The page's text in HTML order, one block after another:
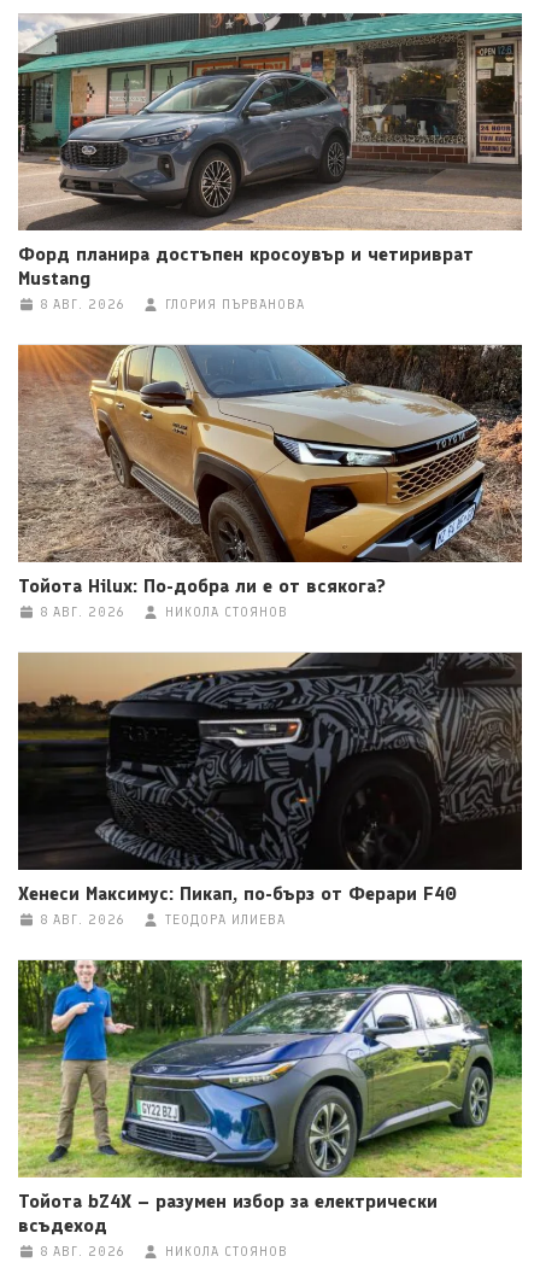
Форд планира достъпен кросоувър и четириврат
Mustang
8 АВГ. 2026 ГЛОРИЯ ПЪРВАНОВА
Тойота Hilux: По-добра ли е от всякога?
8 АВГ. 2026 НИКОЛА СТОЯНОВ
Хенеси Максимус: Пикап, по-бърз от Ферари F40
8 АВГ. 2026 ТЕОДОРА ИЛИЕВА
Тойота bZ4X – разумен избор за електрически
всъдеход
8 АВГ. 2026 НИКОЛА СТОЯНОВ